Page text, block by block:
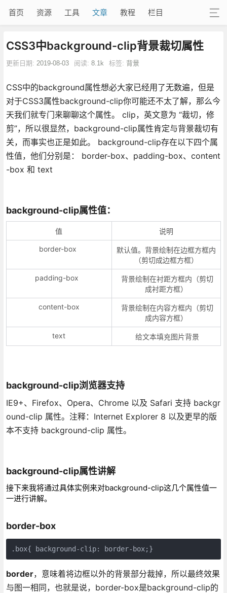
首页 资源 工具 文章 教程 栏目
CSS3中background-clip背景裁切属性
更新日期: 2019-08-03 阅读: 8.1k 标签: 背景
CSS中的background属性想必大家已经用了无数遍，但是
对于CSS3属性background-clip你可能还不太了解，那么今
天我们就专门来聊聊这个属性。 clip，英文意为 “裁切，修
剪”，所以很显然，background-clip属性肯定与背景裁切有
关，而事实也正是如此。 background-clip存在以下四个属
性值，他们分别是： border-box、padding-box、content
-box 和 text
background-clip属性值：
值 说明
border-box
默认值。背景绘制在边框方框内
（剪切成边框方框）
padding-box
背景绘制在衬距方框内（剪切
成衬距方框）
content-box
背景绘制在内容方框内（剪切
成内容方框）
text 给文本填充图片背景
background-clip浏览器支持
IE9+、Firefox、Opera、Chrome 以及 Safari 支持 backgr
ound-clip 属性。注释：Internet Explorer 8 以及更早的版
本不支持 background-clip 属性。
background-clip属性讲解
接下来我将通过具体实例来对background-clip这几个属性值一
一进行讲解。
border-box
.box{ background-clip: border-box;}
border，意味着将边框以外的背景部分裁掉，所以最终效果
与图一相同，也就是说，border-box是background-clip的